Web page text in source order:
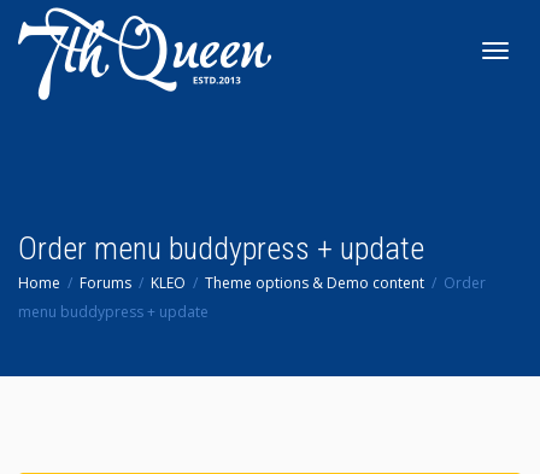
Order menu buddypress + update
Home Forums KLEO Theme options & Demo content
Order
menu buddypress + update